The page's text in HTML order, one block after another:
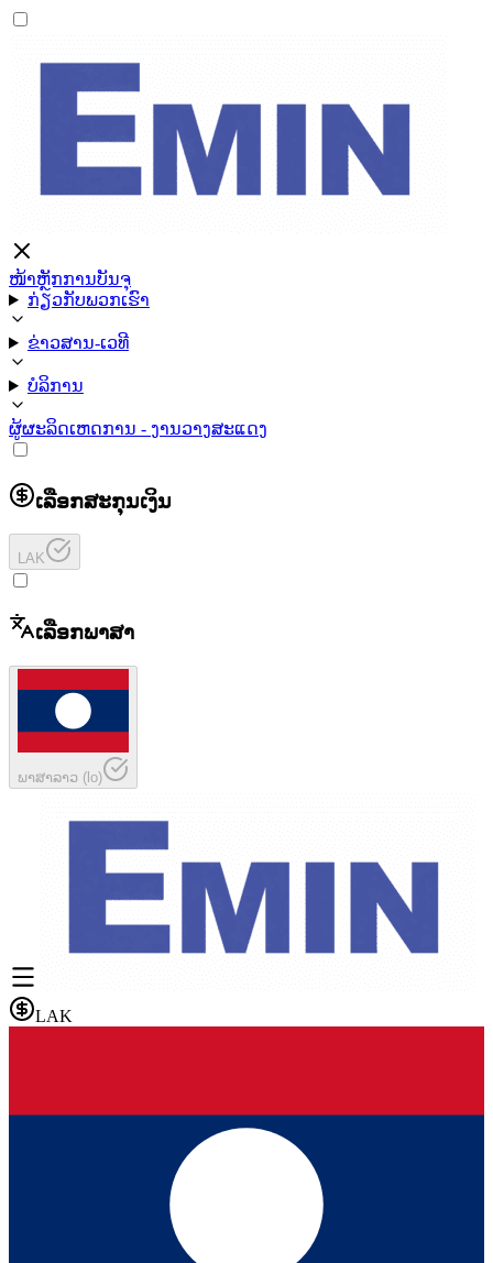
ໜ້າຫຼັກການບັນຈຸ
ກ່ຽວກັບພວກເຮົາ
ຂ່າວສານ-ເວທີ
ບໍລິການ
ຜູ້ຜະລິດເຫດການ - ງານວາງສະແດງ
ເລືອກສະກຸນເງິນ
LAK
ເລືອກພາສາ
ພາສາລາວ (lo)
LAK